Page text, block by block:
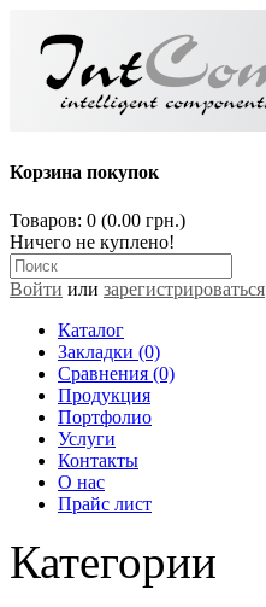
Корзина покупок
Товаров: 0 (0.00 грн.)
Ничего не куплено!
Войти или зарегистрироваться
Каталог
Закладки (0)
Сравнения (0)
Продукция
Портфолио
Услуги
Контакты
О нас
Прайс лист
Категории